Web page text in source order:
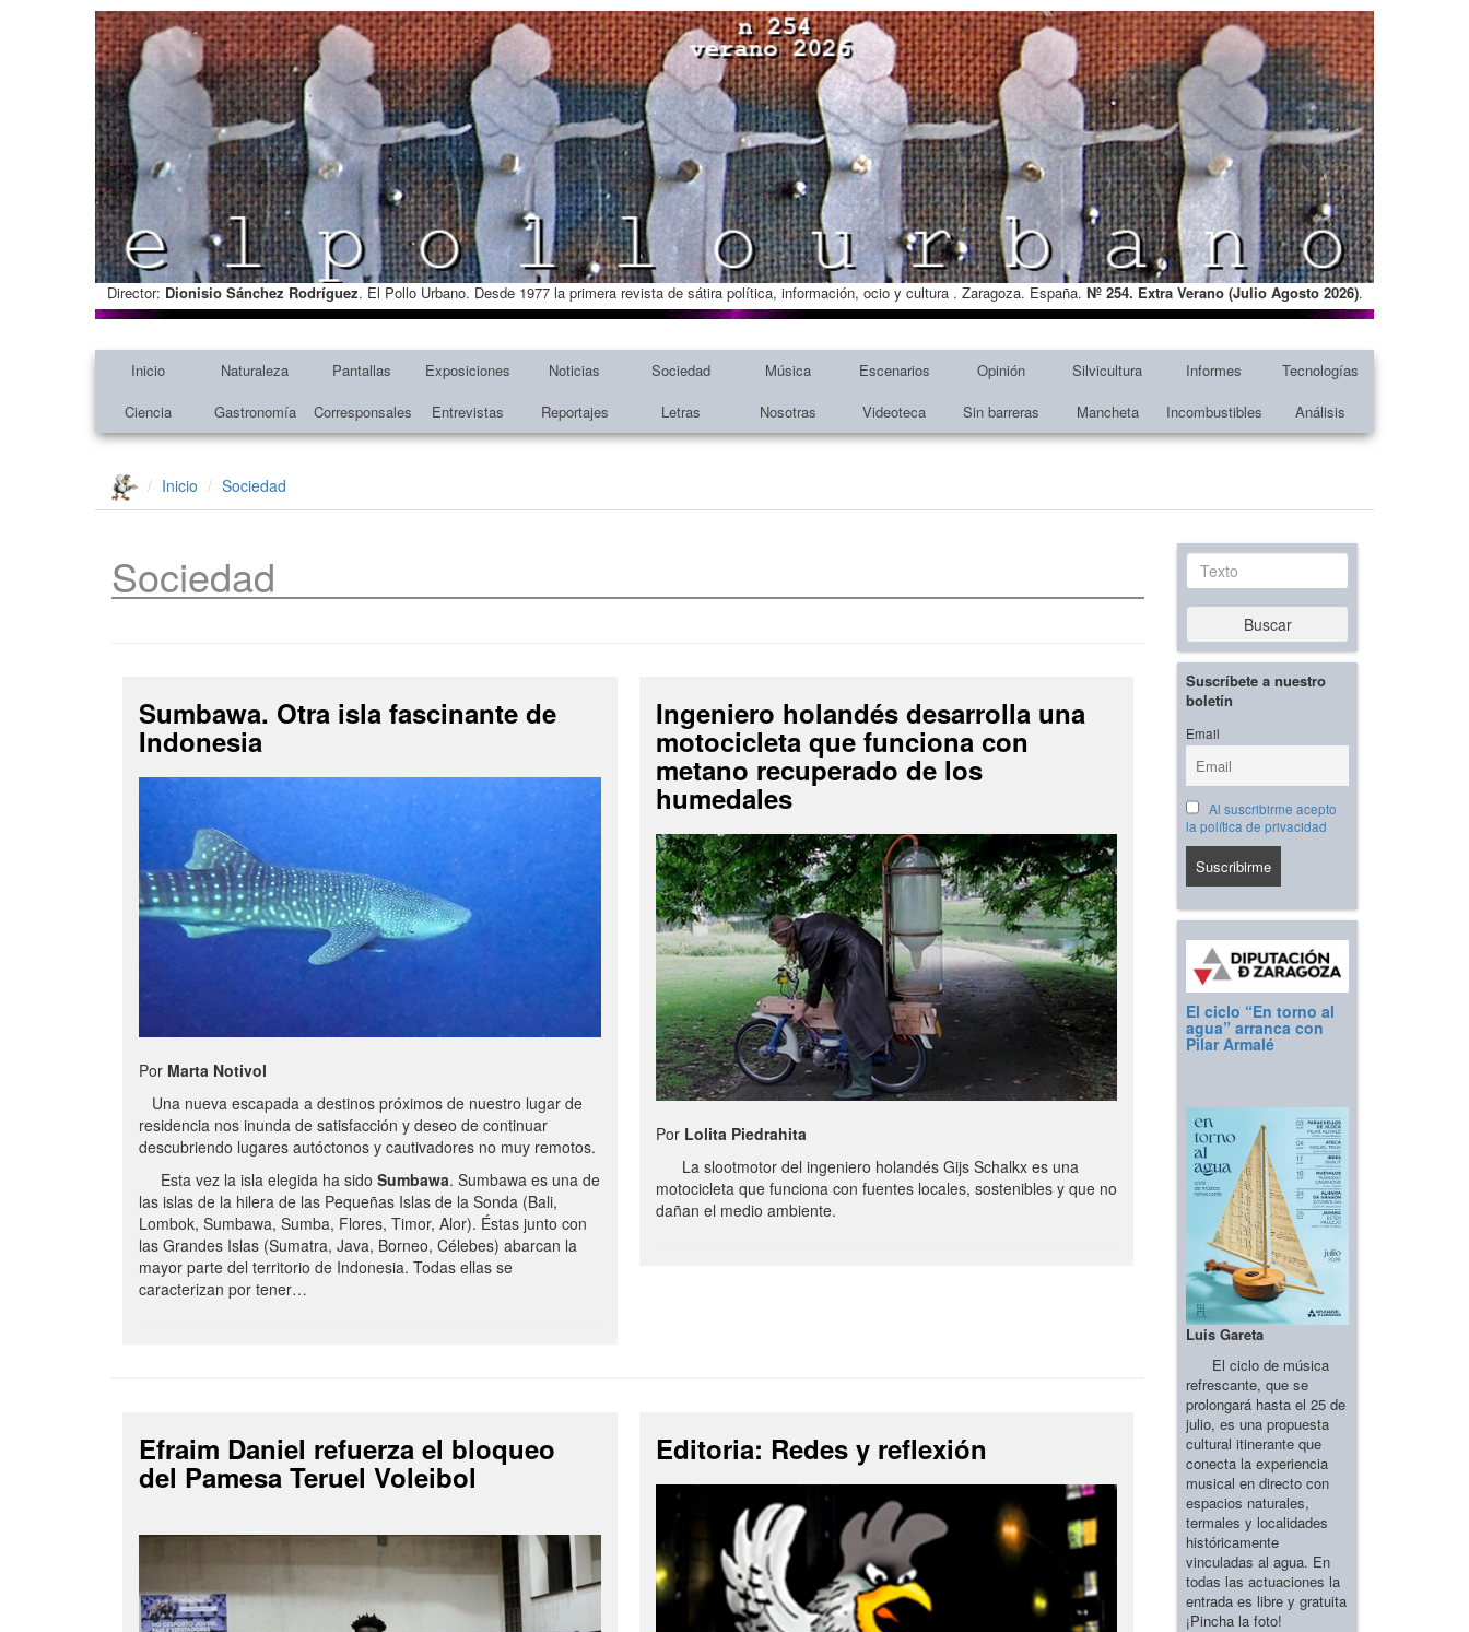
Director: Dionisio Sánchez Rodríguez. El Pollo Urbano. Desde 1977 la primera revista de sátira política, información, ocio y cultura . Zaragoza. España. Nº 254. Extra Verano (Julio Agosto 2026).
Inicio Naturaleza Pantallas Exposiciones Noticias Sociedad Música Escenarios Opinión Silvicultura Informes
Tecnologías
Ciencia
Gastronomía Corresponsales Entrevistas Reportajes Letras Nosotras Videoteca Sin barreras Mancheta Incombustibles Análisis
Inicio Sociedad
Sociedad
Sumbawa. Otra isla fascinante de
Indonesia
Por Marta Notivol
Una nueva escapada a destinos próximos de nuestro lugar de
residencia nos inunda de satisfacción y deseo de continuar
descubriendo lugares autóctonos y cautivadores no muy remotos.
Esta vez la isla elegida ha sido Sumbawa. Sumbawa es una de
las islas de la hilera de las Pequeñas Islas de la Sonda (Bali,
Lombok, Sumbawa, Sumba, Flores, Timor, Alor). Éstas junto con
las Grandes Islas (Sumatra, Java, Borneo, Célebes) abarcan la
mayor parte del territorio de Indonesia. Todas ellas se
caracterizan por tener…
Ingeniero holandés desarrolla una
motocicleta que funciona con
metano recuperado de los
humedales
Por Lolita Piedrahita
La slootmotor del ingeniero holandés Gijs Schalkx es una
motocicleta que funciona con fuentes locales, sostenibles y que no
dañan el medio ambiente.
Efraim Daniel refuerza el bloqueo
del Pamesa Teruel Voleibol
Editoria: Redes y reflexión
Texto
Buscar
Suscríbete a nuestro
boletín
Email
Al suscribirme acepto
la política de privacidad
El ciclo “En torno al
agua” arranca con
Pilar Armalé
Luis Gareta
El ciclo de música
refrescante, que se
prolongará hasta el 25 de
julio, es una propuesta
cultural itinerante que
conecta la experiencia
musical en directo con
espacios naturales,
termales y localidades
históricamente
vinculadas al agua. En
todas las actuaciones la
entrada es libre y gratuita
¡Pincha la foto!